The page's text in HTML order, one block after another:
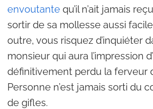
envoutante qu’il n’ait jamais
sortir de sa mollesse aussi
outre, vous risquez d’inquiéter
monsieur qui aura l’impression
définitivement perdu la ferveur
Personne n’est jamais sorti du
de gifles.